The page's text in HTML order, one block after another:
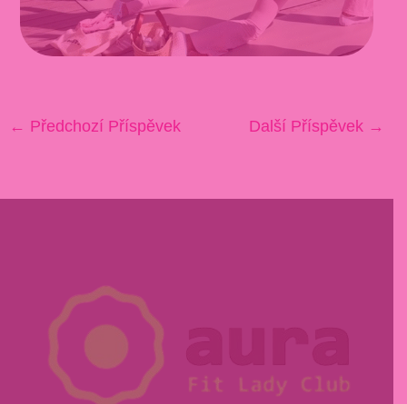
← Předchozí Příspěvek Další Příspěvek →